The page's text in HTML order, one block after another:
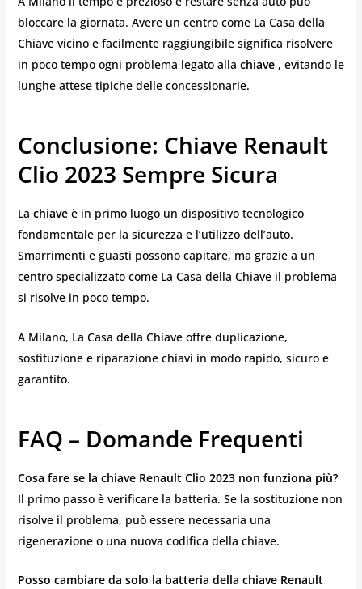
bloccare la giornata. Avere un centro come La Casa della
Chiave vicino e facilmente raggiungibile significa risolvere
in poco tempo ogni problema legato alla chiave , evitando le
lunghe attese tipiche delle concessionarie.
Conclusione: Chiave Renault
Clio 2023 Sempre Sicura
La chiave è in primo luogo un dispositivo tecnologico
fondamentale per la sicurezza e l’utilizzo dell’auto.
Smarrimenti e guasti possono capitare, ma grazie a un
centro specializzato come La Casa della Chiave il problema
si risolve in poco tempo.
A Milano, La Casa della Chiave offre duplicazione,
sostituzione e riparazione chiavi in modo rapido, sicuro e
garantito.
FAQ – Domande Frequenti
Cosa fare se la chiave Renault Clio 2023 non funziona più?
Il primo passo è verificare la batteria. Se la sostituzione non
risolve il problema, può essere necessaria una
rigenerazione o una nuova codifica della chiave.
Posso cambiare da solo la batteria della chiave Renault